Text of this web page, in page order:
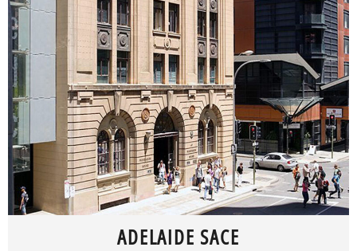
ADELAIDE SACE